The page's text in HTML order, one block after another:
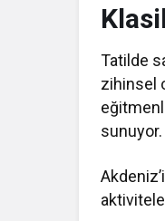
Tatilde
zihinsel
sunuyor.